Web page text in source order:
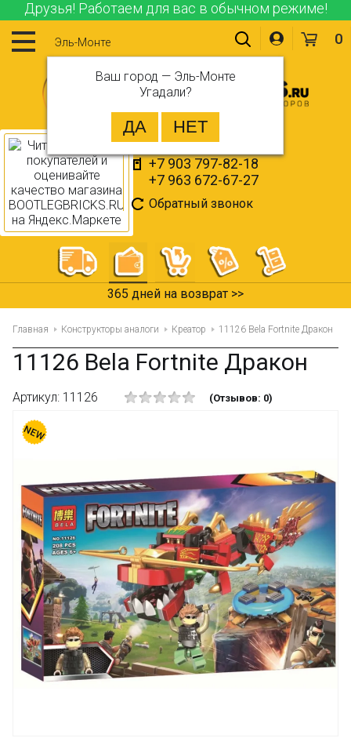
Друзья! Работаем для вас в обычном режиме!
Эль-Монте
Ваш город — Эль-Монте
Угадали?
+7 903 797-82-18
+7 963 672-67-27
Обратный звонок
0
365 дней на возврат >>
Главная Конструкторы аналоги Креатор 11126 Bela Fortnite Дракон
11126 Bela Fortnite Дракон
Артикул: 11126 (Отзывов: 0)